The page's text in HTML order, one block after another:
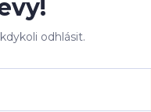
odhlásit.